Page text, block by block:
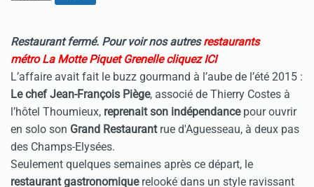
Restaurant fermé. Pour voir nos autresrestaurants
métro La Motte Piquet Grenelle cliquez ICI
L’affaire avait fait le buzz gourmand à l’aube de l’été 2015 :
Le chef Jean-François Piège, associé de Thierry Costes à
l’hôtel Thoumieux, reprenait son indépendancepour ouvrir
en solo son Grand Restaurantrue d'Aguesseau, à deux pas
des Champs-Elysées.
Seulement quelques semaines après ce départ, le
restaurant gastronomiquerelooké dans un style ravissant